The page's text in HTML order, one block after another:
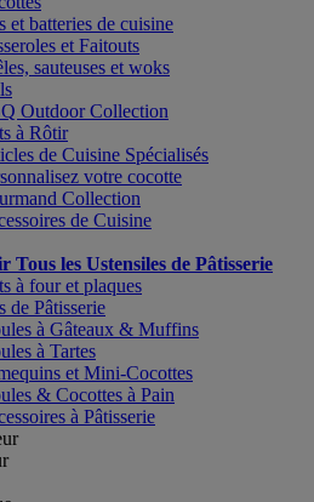
et batteries de cuisine
et Faitouts
sauteuses et woks
Outdoor Collection
à Rôtir
de Cuisine Spécialisés
votre cocotte
Collection
de Cuisine
Tous les Ustensiles de Pâtisserie
à four et plaques
de Pâtisserie
à Gâteaux & Muffins
à Tartes
et Mini-Cocottes
& Cocottes à Pain
à Pâtisserie